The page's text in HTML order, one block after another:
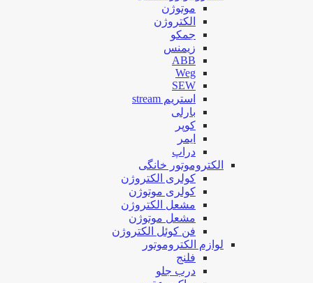
موتوژن
الکتروژن
جمکو
زیمنس
ABB
Weg
SEW
استریم stream
بارلی
کوپر
ایمر
دراپ
الکتروموتور خانگی
کولری الکتروژن
کولری موتوژن
مشعل الکتروژن
مشعل موتوژن
فن کوئل الکتروژن
لوازم الکتروموتور
فلنج
درب جلو